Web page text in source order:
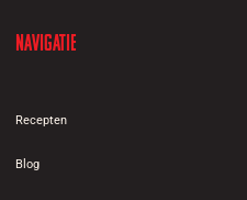
Navigatie
Recepten
Blog